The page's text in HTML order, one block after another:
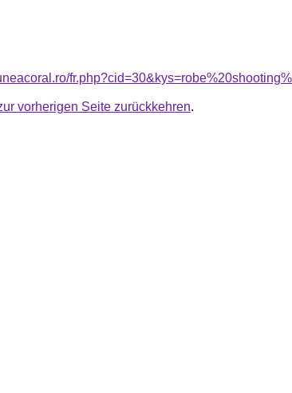
vorherigen Seite zurückkehren.